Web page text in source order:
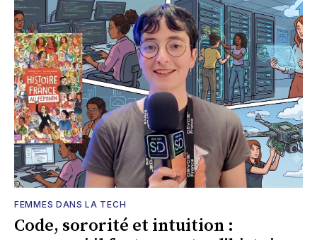
FEMMES DANS LA TECH
Code, sororité et intuition :